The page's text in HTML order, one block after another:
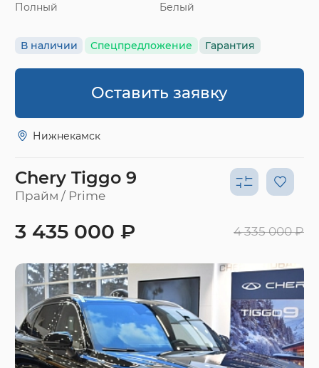
Полный
Белый
В наличии Спецпредложение Гарантия
Оставить заявку
Нижнекамск
Chery Tiggo 9
Прайм / Prime
3 435 000 ₽ 4 335 000 ₽